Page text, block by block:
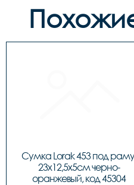
Сумка Lorak 453 под раму
23х12,5х5см черно-
оранжевый, код 45304